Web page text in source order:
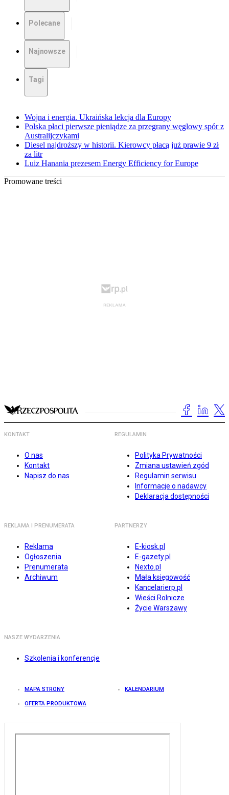
Polecane
Najnowsze
Tagi
Wojna i energia. Ukraińska lekcja dla Europy
Polska płaci pierwsze pieniądze za przegrany węglowy spór z
Australijczykami
Diesel najdroższy w historii. Kierowcy płacą już prawie 9 zł
za litr
Luiz Hanania prezesem Energy Efficiency for Europe
Promowane treści
KONTAKT
O nas
Kontakt
Napisz do nas
REGULAMIN
Polityka Prywatności
Zmiana ustawień zgód
Regulamin serwisu
Informacje o nadawcy
Deklaracja dostępności
REKLAMA I PRENUMERATA
Reklama
Ogłoszenia
Prenumerata
Archiwum
PARTNERZY
E-kiosk.pl
E-gazety.pl
Nexto.pl
Mała księgowość
Kancelarierp.pl
Wieści Rolnicze
Życie Warszawy
NASZE WYDARZENIA
Szkolenia i konferencje
MAPA STRONY KALENDARIUM
OFERTA PRODUKTOWA